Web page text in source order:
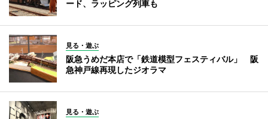
ード、ラッピング列車も
見る・遊ぶ
阪急うめだ本店で「鉄道模型フェスティバル」 阪
急神戸線再現したジオラマ
見る・遊ぶ